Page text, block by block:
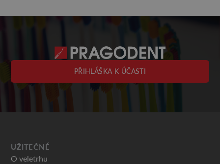
PŘIHLÁŠKA K ÚČASTI
UŽITEČNÉ
O veletrhu